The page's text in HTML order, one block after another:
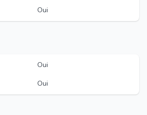
Oui
Oui
Oui